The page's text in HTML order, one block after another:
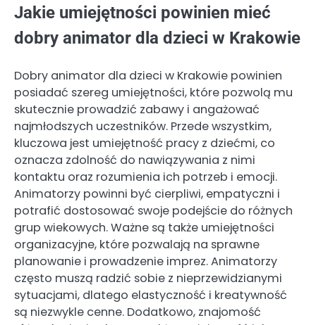
Jakie umiejętności powinien mieć
dobry animator dla dzieci w Krakowie
Dobry animator dla dzieci w Krakowie powinien
posiadać szereg umiejętności, które pozwolą mu
skutecznie prowadzić zabawy i angażować
najmłodszych uczestników. Przede wszystkim,
kluczowa jest umiejętność pracy z dziećmi, co
oznacza zdolność do nawiązywania z nimi
kontaktu oraz rozumienia ich potrzeb i emocji.
Animatorzy powinni być cierpliwi, empatyczni i
potrafić dostosować swoje podejście do różnych
grup wiekowych. Ważne są także umiejętności
organizacyjne, które pozwalają na sprawne
planowanie i prowadzenie imprez. Animatorzy
często muszą radzić sobie z nieprzewidzianymi
sytuacjami, dlatego elastyczność i kreatywność
są niezwykle cenne. Dodatkowo, znajomość